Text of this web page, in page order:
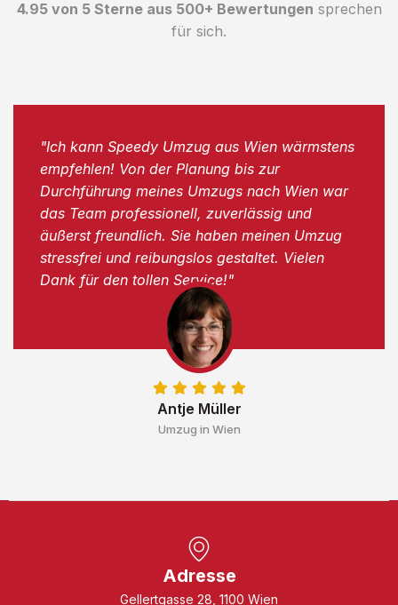
4.95 von 5 Sterne aus 500+ Bewertungen sprechen
für sich.
Antje Müller
Umzug in Wien
"Ich kann Speedy Umzug aus Wien wärmstens
empfehlen! Von der Planung bis zur
Durchführung meines Umzugs nach Wien war
das Team professionell, zuverlässig und
äußerst freundlich. Sie haben meinen Umzug
stressfrei und reibungslos gestaltet. Vielen
Dank für den tollen Service!"
Adresse
Gellertgasse 28, 1100 Wien